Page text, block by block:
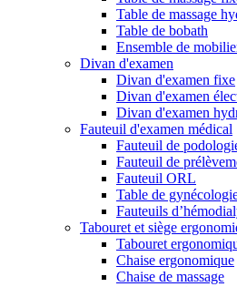
Table de massage
Table de bobath
Ensemble de
Divan d'examen
Divan d'examen fixe
Divan d'examen
Divan d'examen
Fauteuil d'examen médical
Fauteuil de
Fauteuil de
Fauteuil ORL
Table de
Fauteuils
Tabouret et siège
Tabouret
Chaise ergonomique
Chaise de massage